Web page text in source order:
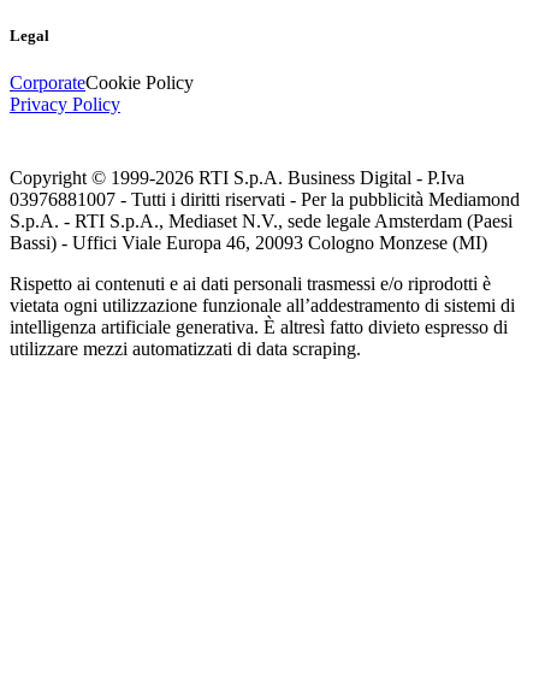
Legal
CorporateCookie Policy
Privacy Policy
Copyright © 1999-2026 RTI S.p.A. Business Digital - P.Iva
03976881007 - Tutti i diritti riservati - Per la pubblicità Mediamond
S.p.A. - RTI S.p.A., Mediaset N.V., sede legale Amsterdam (Paesi
Bassi) - Uffici Viale Europa 46, 20093 Cologno Monzese (MI)
Rispetto ai contenuti e ai dati personali trasmessi e/o riprodotti è
vietata ogni utilizzazione funzionale all’addestramento di sistemi di
intelligenza artificiale generativa. È altresì fatto divieto espresso di
utilizzare mezzi automatizzati di data scraping.